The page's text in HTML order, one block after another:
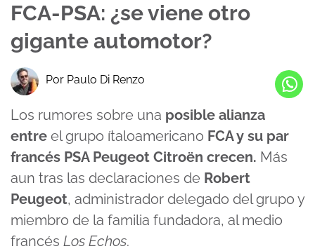
FCA-PSA: ¿se viene otro
gigante automotor?
Por Paulo Di Renzo
Los rumores sobre una posible alianza
entre el grupo ítaloamericano FCA y su par
francés PSA Peugeot Citroën crecen. Más
aun tras las declaraciones de Robert
Peugeot, administrador delegado del grupo y
miembro de la familia fundadora, al medio
francés Los Echos.